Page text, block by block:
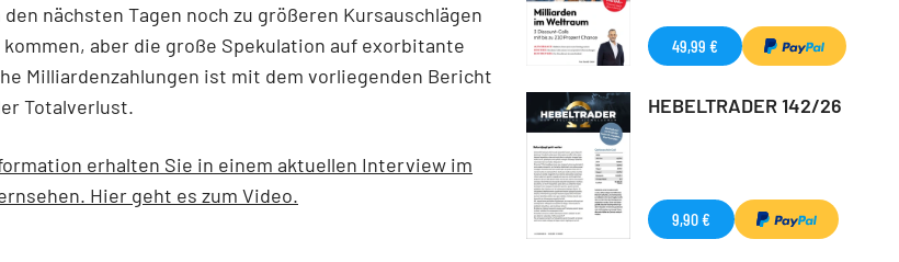
nächsten Tagen noch zu größeren Kursauschlägen
aber die große Spekulation auf exorbitante
Milliardenzahlungen ist mit dem vorliegenden Bericht
Totalverlust.
erhalten Sie in einem aktuellen Interview im
Hier geht es zum Video.
49,99 €
HEBELTRADER 142/26
9,90 €